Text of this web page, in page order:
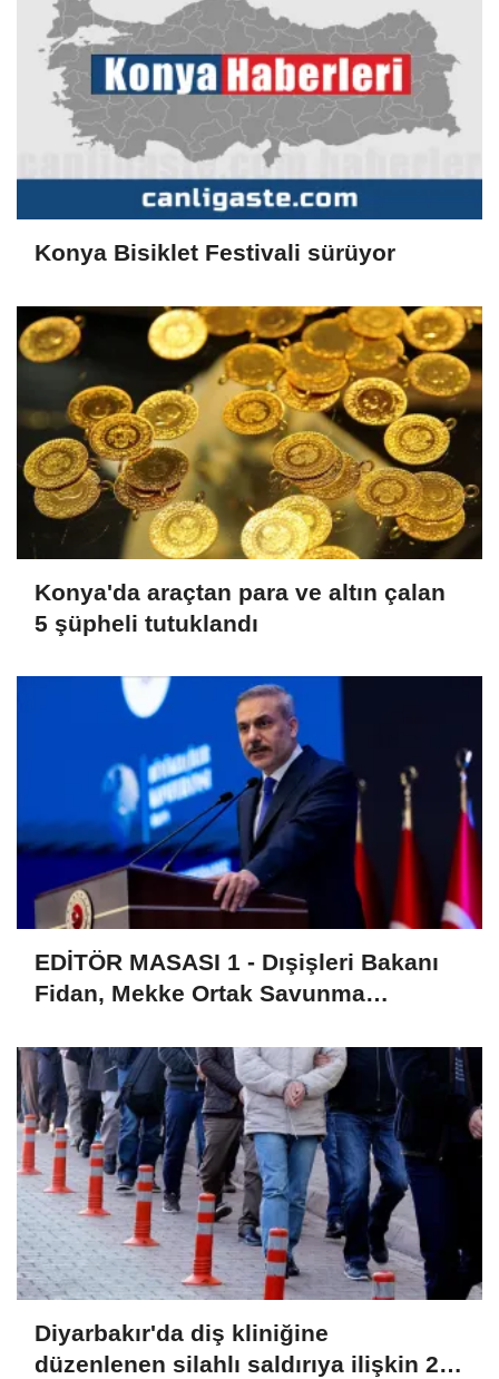
Konya Bisiklet Festivali sürüyor
Konya'da araçtan para ve altın çalan
5 şüpheli tutuklandı
EDİTÖR MASASI 1 - Dışişleri Bakanı
Fidan, Mekke Ortak Savunma
NATO'nun 5. maddesiyle aynı
olduğunu söyledi
Diyarbakır'da diş kliniğine
düzenlenen silahlı saldırıya ilişkin 2